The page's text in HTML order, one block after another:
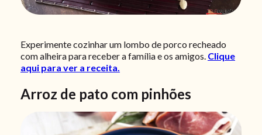
Experimente cozinhar um lombo de porco recheado
com alheira para receber a família e os amigos. Clique
aqui para ver a receita.
Arroz de pato com pinhões